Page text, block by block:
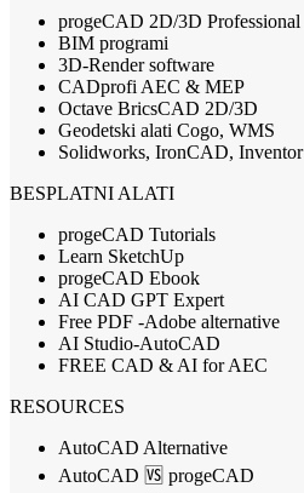
progeCAD 2D/3D Professional
BIM programi
3D-Render software
CADprofi AEC & MEP
Octave BricsCAD 2D/3D
Geodetski alati Cogo, WMS
Solidworks, IronCAD, Inventor
BESPLATNI ALATI
progeCAD Tutorials
Learn SketchUp
progeCAD Ebook
AI CAD GPT Expert
Free PDF -Adobe alternative
AI Studio-AutoCAD
FREE CAD & AI for AEC
RESOURCES
AutoCAD Alternative
AutoCAD 🆚 progeCAD